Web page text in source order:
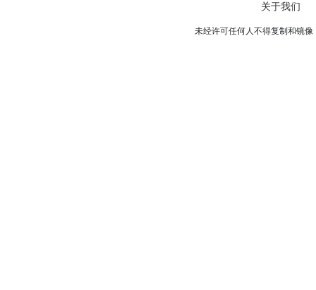
关于我们
未经许可任何人不得复制和镜